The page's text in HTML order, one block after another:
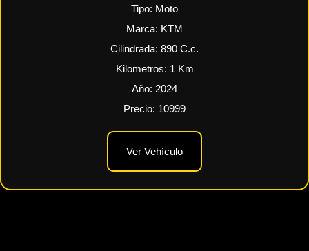
Tipo: Moto
Marca: KTM
Cilindrada: 890 C.c.
Kilometros: 1 Km
Año: 2024
Precio: 10999
Ver Vehículo